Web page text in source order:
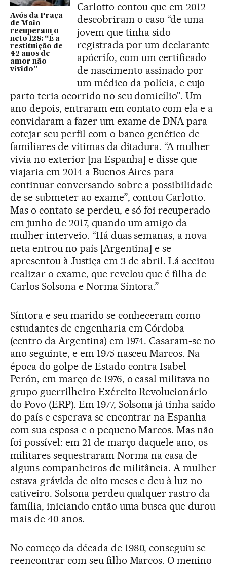
Avós da Praça
de Maio
recuperam o
neto 128: “É a
restituição de
42 anos de
amor não
vivido”
Carlotto contou que em 2012
descobriram o caso “de uma
jovem que tinha sido
registrada por um declarante
apócrifo, com um certificado
de nascimento assinado por
um médico da polícia, e cujo
parto teria ocorrido no seu domicílio”. Um
ano depois, entraram em contato com ela e a
convidaram a fazer um exame de DNA para
cotejar seu perfil com o banco genético de
familiares de vítimas da ditadura. “A mulher
vivia no exterior [na Espanha] e disse que
viajaria em 2014 a Buenos Aires para
continuar conversando sobre a possibilidade
de se submeter ao exame”, contou Carlotto.
Mas o contato se perdeu, e só foi recuperado
em junho de 2017, quando um amigo da
mulher interveio. “Há duas semanas, a nova
neta entrou no país [Argentina] e se
apresentou à Justiça em 3 de abril. Lá aceitou
realizar o exame, que revelou que é filha de
Carlos Solsona e Norma Síntora.”
Síntora e seu marido se conheceram como
estudantes de engenharia em Córdoba
(centro da Argentina) em 1974. Casaram-se no
ano seguinte, e em 1975 nasceu Marcos. Na
época do golpe de Estado contra Isabel
Perón, em março de 1976, o casal militava no
grupo guerrilheiro Exército Revolucionário
do Povo (ERP). Em 1977, Solsona já tinha saído
do país e esperava se encontrar na Espanha
com sua esposa e o pequeno Marcos. Mas não
foi possível: em 21 de março daquele ano, os
militares sequestraram Norma na casa de
alguns companheiros de militância. A mulher
estava grávida de oito meses e deu à luz no
cativeiro. Solsona perdeu qualquer rastro da
família, iniciando então uma busca que durou
mais de 40 anos.
No começo da década de 1980, conseguiu se
reencontrar com seu filho Marcos. O menino